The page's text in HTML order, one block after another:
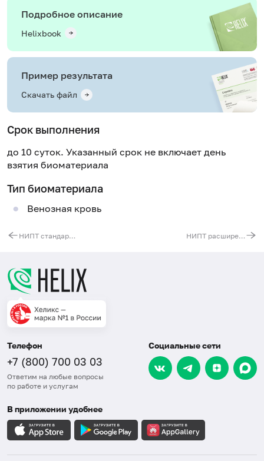
Подробное описание
Helixbook
Пример результата
Скачать файл
Срок выполнения
до 10 суток. Указанный срок не включает день
взятия биоматериала
Тип биоматериала
Венозная кровь
НИПТ стандартная панель (анеуплоидии 13, 18, 21, X, Y хромосом) НИПТ расширенная панель (анеуплоидии 13, 18, 21, X, Y + 6 микроделеционных синдромов у плода; носительство мутаций аутосомно-рецессивных заболеваний у матери)
Телефон
+7 (800) 700 03 03
Ответим на любые вопросы
по работе и услугам
Социальные сети
В приложении удобнее